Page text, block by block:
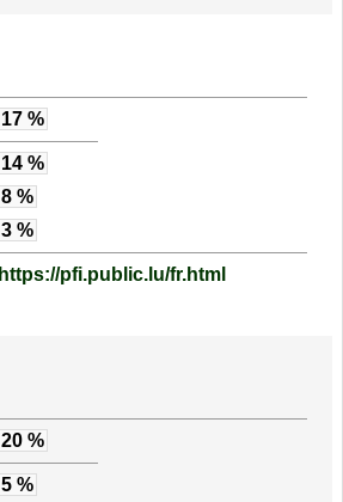
17 %
14 %
8 %
3 %
https://pfi.public.lu/fr.html
20 %
5 %